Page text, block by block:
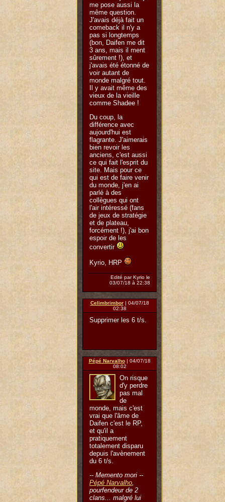
me pose aussi la
même question.
J'avais déjà fait un
comeback il n'y a
pas si longtemps
(bon, Daifen me dit
3 ans, mais il ment
sûrement !), et
j'avais été étonné de
voir autant de
monde malgré tout.
Il y avait même des
vieux de la vieille
comme Shadee !
Du coup, la
différence avec
aujourd'hui est
flagrante. J'aimerais
bien revoir les
anciens, c'est aussi
ce qui fait l'esprit du
site. Mais pour ce
qui est de faire venir
du monde, j'en ai
parlé à des
collègues qui ont
l'air intéressé (fans
de jeux de stratégie
et de plateau,
forcément !), j'ai bon
espoir de les
convertir
Kyrio, HRP
Edité par Kyrio le
03/07/18 à 22:38
Celimbrimbor| 04/07/18
02:38
Supprimer les 6 t/s.
Pépé Narvalho| 04/07/18
08:02
On risque
d'y perdre
pas mal
de
monde, mais c'est
vrai que l'âme de
Daifen c'est le RP,
et qu'il a
pratiquement
totalement disparu
depuis l'avènement
du 6 t/s.
-- Memento mori --
Pépé Narvalho
pourfendeur de 2
clans... malgré lui